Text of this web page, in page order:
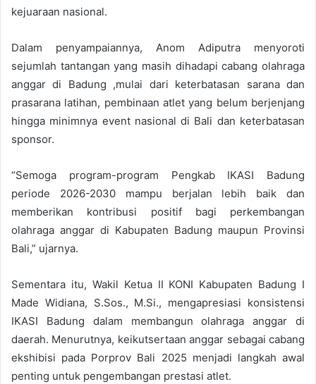
kejuaraan nasional.
Dalam penyampaiannya, Anom Adiputra menyoroti
sejumlah tantangan yang masih dihadapi cabang olahraga
anggar di Badung ,mulai dari keterbatasan sarana dan
prasarana latihan, pembinaan atlet yang belum berjenjang
hingga minimnya event nasional di Bali dan keterbatasan
sponsor.
“Semoga program-program Pengkab IKASI Badung
periode 2026-2030 mampu berjalan lebih baik dan
memberikan kontribusi positif bagi perkembangan
olahraga anggar di Kabupaten Badung maupun Provinsi
Bali,” ujarnya.
Sementara itu, Wakil Ketua II KONI Kabupaten Badung I
Made Widiana, S.Sos., M.Si., mengapresiasi konsistensi
IKASI Badung dalam membangun olahraga anggar di
daerah. Menurutnya, keikutsertaan anggar sebagai cabang
ekshibisi pada Porprov Bali 2025 menjadi langkah awal
penting untuk pengembangan prestasi atlet.